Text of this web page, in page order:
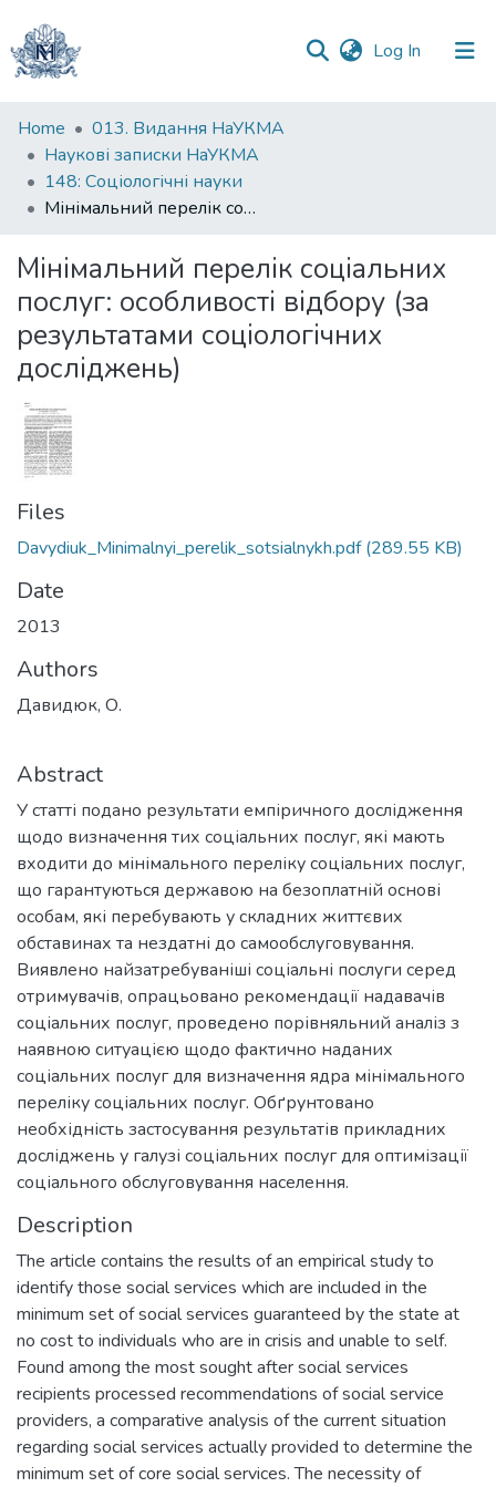
Log In (current)
Communities
&
Collections
Statistics
Home
013. Видання НаУКМА
Наукові записки НаУКМА
148: Соціологічні науки
Мінімальний перелік соціальних послуг: особливості відбору (за результатами соціологічних досліджень)
Мінімальний перелік соціальних
послуг: особливості відбору (за
результатами соціологічних
досліджень)
Files
Davydiuk_Minimalnyi_perelik_sotsialnykh.pdf(289.55 KB)
Date
2013
Authors
Давидюк, О.
Abstract
У статті подано результати емпіричного дослідження
щодо визначення тих соціальних послуг, які мають
входити до мінімального переліку соціальних послуг,
що гарантуються державою на безоплатній основі
особам, які перебувають у складних життєвих
обставинах та нездатні до самообслуговування.
Виявлено найзатребуваніші соціальні послуги серед
отримувачів, опрацьовано рекомендації надавачів
соціальних послуг, проведено порівняльний аналіз з
наявною ситуацією щодо фактично наданих
соціальних послуг для визначення ядра мінімального
переліку соціальних послуг. Обґрунтовано
необхідність застосування результатів прикладних
досліджень у галузі соціальних послуг для оптимізації
соціального обслуговування населення.
Description
The article contains the results of an empirical study to
identify those social services which are included in the
minimum set of social services guaranteed by the state at
no cost to individuals who are in crisis and unable to self.
Found among the most sought after social services
recipients processed recommendations of social service
providers, a comparative analysis of the current situation
regarding social services actually provided to determine the
minimum set of core social services. The necessity of